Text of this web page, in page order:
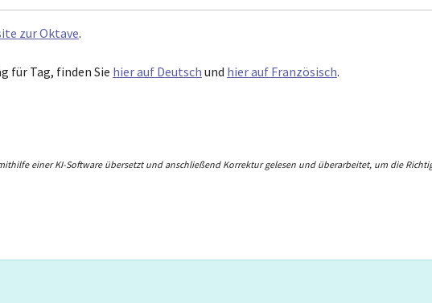
zur Oktave.
für Tag, finden Sie hier auf Deutsch und hier auf Französisch.
einer KI-Software übersetzt und anschließend Korrektur gelesen und überarbeitet, um die